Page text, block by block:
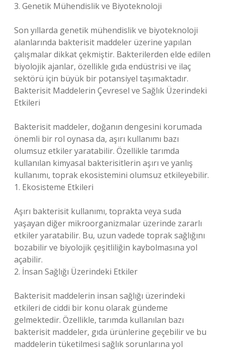
3. Genetik Mühendislik ve Biyoteknoloji
Son yıllarda genetik mühendislik ve biyoteknoloji
alanlarında bakterisit maddeler üzerine yapılan
çalışmalar dikkat çekmiştir. Bakterilerden elde edilen
biyolojik ajanlar, özellikle gıda endüstrisi ve ilaç
sektörü için büyük bir potansiyel taşımaktadır.
Bakterisit Maddelerin Çevresel ve Sağlık Üzerindeki
Etkileri
Bakterisit maddeler, doğanın dengesini korumada
önemli bir rol oynasa da, aşırı kullanımı bazı
olumsuz etkiler yaratabilir. Özellikle tarımda
kullanılan kimyasal bakterisitlerin aşırı ve yanlış
kullanımı, toprak ekosistemini olumsuz etkileyebilir.
1. Ekosisteme Etkileri
Aşırı bakterisit kullanımı, toprakta veya suda
yaşayan diğer mikroorganizmalar üzerinde zararlı
etkiler yaratabilir. Bu, uzun vadede toprak sağlığını
bozabilir ve biyolojik çeşitliliğin kaybolmasına yol
açabilir.
2. İnsan Sağlığı Üzerindeki Etkiler
Bakterisit maddelerin insan sağlığı üzerindeki
etkileri de ciddi bir konu olarak gündeme
gelmektedir. Özellikle, tarımda kullanılan bazı
bakterisit maddeler, gıda ürünlerine geçebilir ve bu
maddelerin tüketilmesi sağlık sorunlarına yol